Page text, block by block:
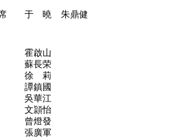
于 曉 朱鼎健
霍啟山
蘇長荣
徐 莉
譚鎮國
吳華江
文頴怡
曾燈發
張廣軍